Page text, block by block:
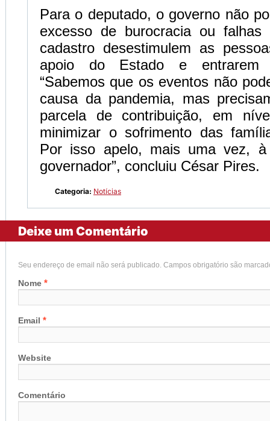
Para o deputado, o governo não
excesso de burocracia ou
cadastro desestimulem as
apoio do Estado e entrarem
“Sabemos que os eventos não
causa da pandemia, mas
parcela de contribuição, em
minimizar o sofrimento das
Por isso apelo, mais uma vez, à
governador”, concluiu César Pires.
Categoria: Notícias
Deixe um Comentário
Seu endereço de email não será publicado. Campos obrigatório são
Nome *
Email *
Website
Comentário